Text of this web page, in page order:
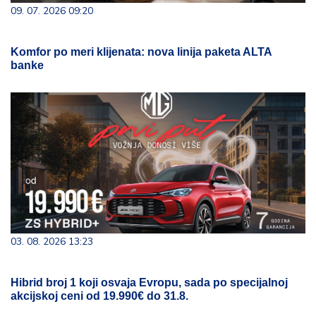
09. 07. 2026 09:20
Komfor po meri klijenata: nova linija paketa ALTA
banke
03. 08. 2026 13:23
Hibrid broj 1 koji osvaja Evropu, sada po specijalnoj
akcijskoj ceni od 19.990€ do 31.8.